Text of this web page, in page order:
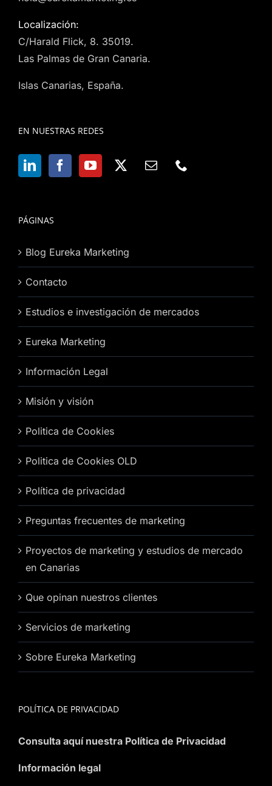
Localización:
C/Harald Flick, 8. 35019.
Las Palmas de Gran Canaria.
Islas Canarias, España.
EN NUESTRAS REDES
PÁGINAS
Blog Eureka Marketing
Contacto
Estudios e investigación de mercados
Eureka Marketing
Información Legal
Misión y visión
Politica de Cookies
Politica de Cookies OLD
Política de privacidad
Preguntas frecuentes de marketing
Proyectos de marketing y estudios de mercado
en Canarias
Que opinan nuestros clientes
Servicios de marketing
Sobre Eureka Marketing
POLÍTICA DE PRIVACIDAD
Consulta aquí nuestra Política de Privacidad
Información legal